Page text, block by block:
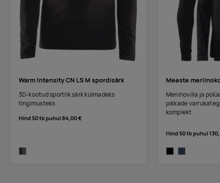
Warm Intensity CN LS M spordisärk
3D-kootud sportlik särk külmadeks
tingimusteks
Hind 50 tk puhul84,00 €
Meeste
Meriinovilla ja
pikkade
komplekt.
Hind 50 tk puhul